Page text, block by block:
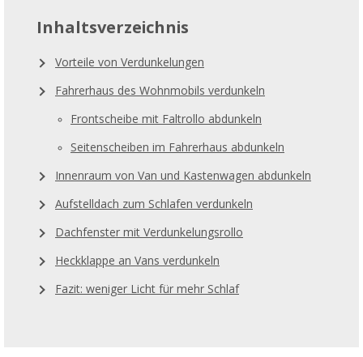
Inhaltsverzeichnis
Vorteile von Verdunkelungen
Fahrerhaus des Wohnmobils verdunkeln
Frontscheibe mit Faltrollo abdunkeln
Seitenscheiben im Fahrerhaus abdunkeln
Innenraum von Van und Kastenwagen abdunkeln
Aufstelldach zum Schlafen verdunkeln
Dachfenster mit Verdunkelungsrollo
Heckklappe an Vans verdunkeln
Fazit: weniger Licht für mehr Schlaf